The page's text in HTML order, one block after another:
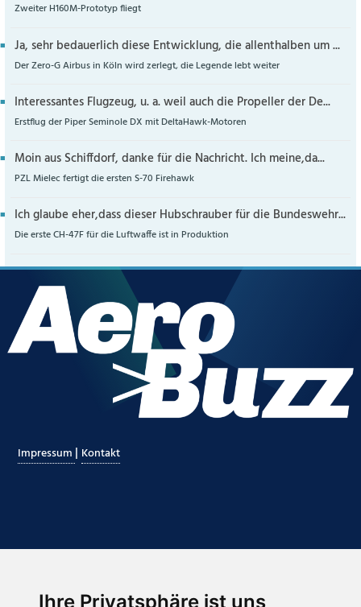
Ihre Privatsphäre ist uns
Zweiter H160M-Prototyp fliegt
Ja, sehr bedauerlich diese Entwicklung, die allenthalben um ...
Der Zero-G Airbus in Köln wird zerlegt, die Legende lebt weiter
Interessantes Flugzeug, u. a. weil auch die Propeller der De...
Erstflug der Piper Seminole DX mit DeltaHawk-Motoren
Moin aus Schiffdorf, danke für die Nachricht. Ich meine,da...
PZL Mielec fertigt die ersten S-70 Firehawk
Ich glaube eher,dass dieser Hubschrauber für die Bundeswehr...
Die erste CH-47F für die Luftwaffe ist in Produktion
Impressum | Kontakt